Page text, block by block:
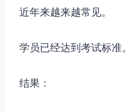
近年来越来越常见。
学员已经达到考试标准。
结果：